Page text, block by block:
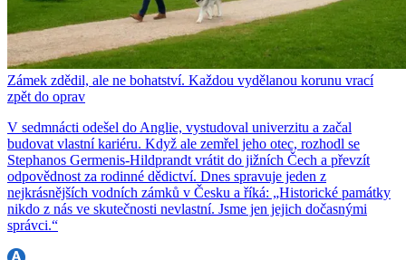
Zámek zdědil, ale ne bohatství. Každou vydělanou korunu vrací
zpět do oprav
V sedmnácti odešel do Anglie, vystudoval univerzitu a začal
budovat vlastní kariéru. Když ale zemřel jeho otec, rozhodl se
Stephanos Germenis-Hildprandt vrátit do jižních Čech a převzít
odpovědnost za rodinné dědictví. Dnes spravuje jeden z
nejkrásnějších vodních zámků v Česku a říká: „Historické památky
nikdo z nás ve skutečnosti nevlastní. Jsme jen jejich dočasnými
správci.“